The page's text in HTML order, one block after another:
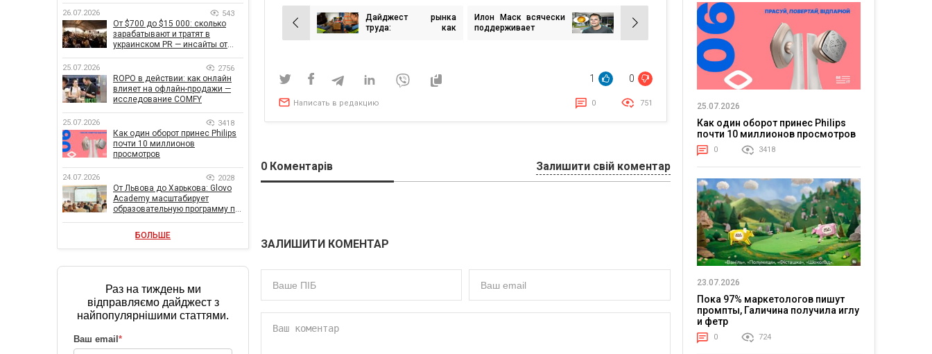
Навигация
по
Дайджест рынка
труда: как
Илон Маск всячески
поддерживает
1 0
Написать в редакцию 0 751
0 Коментарів Залишити свій коментар
ЗАЛИШИТИ КОМЕНТАР
26.07.2026 543
От $700 до $15 000: сколько
зарабатывают и тратят в
украинском PR — инсайты от
25.07.2026 2756
ROPO в действии: как онлайн
влияет на офлайн-продажи —
исследование COMFY
25.07.2026 3418
Как один оборот принес Philips
почти 10 миллионов
просмотров
24.07.2026 2028
От Львова до Харькова: Glovo
Academy масштабирует
образовательную программу по
бизнеса
БОЛЬШЕ
Раз на тиждень ми
відправляємо дайджест з
найпопулярнішими статтями.
Ваш email *
25.07.2026
Как один оборот принес Philips
почти 10 миллионов просмотров
0 3418
23.07.2026
Пока 97% маркетологов пишут
промпты, Галичина получила иглу
и фетр
0 724